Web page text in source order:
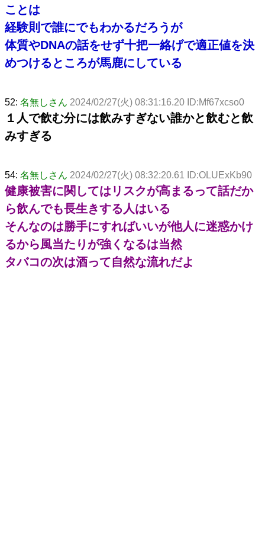
ことは
経験則で誰にでもわかるだろうが
体質やDNAの話をせず十把一絡げで適正値を決
めつけるところが馬鹿にしている
52: 名無しさん 2024/02/27(火) 08:31:16.20 ID:Mf67xcso0
１人で飲む分には飲みすぎない誰かと飲むと飲
みすぎる
54: 名無しさん 2024/02/27(火) 08:32:20.61 ID:OLUExKb90
健康被害に関してはリスクが高まるって話だか
ら飲んでも長生きする人はいる
そんなのは勝手にすればいいが他人に迷惑かけ
るから風当たりが強くなるは当然
タバコの次は酒って自然な流れだよ